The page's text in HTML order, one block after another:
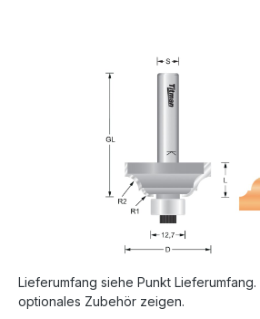
Bildergalerie überspringen
Lieferumfang siehe Punkt
optionales Zubehör zeigen.